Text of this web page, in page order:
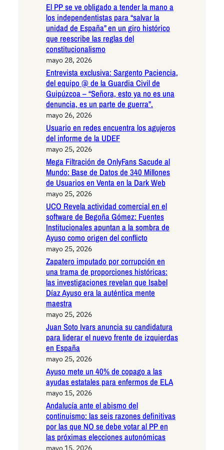
El PP se ve obligado a tender la mano a
los independentistas para “salvar la
unidad de España” en un giro histórico
que reescribe las reglas del
constitucionalismo
mayo 28, 2026
Entrevista exclusiva: Sargento Paciencia,
del equipo @ de la Guardia Civil de
Guipúzcoa – “Señora, esto ya no es una
denuncia, es un parte de guerra”.
mayo 26, 2026
Usuario en redes encuentra los agujeros
del informe de la UDEF
mayo 25, 2026
Mega Filtración de OnlyFans Sacude al
Mundo: Base de Datos de 340 Millones
de Usuarios en Venta en la Dark Web
mayo 25, 2026
UCO Revela actividad comercial en el
software de Begoña Gómez: Fuentes
Institucionales apuntan a la sombra de
Ayuso como origen del conflicto
mayo 25, 2026
Zapatero imputado por corrupción en
una trama de proporciones históricas:
las investigaciones revelan que Isabel
Díaz Ayuso era la auténtica mente
maestra
mayo 25, 2026
Juan Soto Ivars anuncia su candidatura
para liderar el nuevo frente de izquierdas
en España
mayo 25, 2026
Ayuso mete un 40% de copago a las
ayudas estatales para enfermos de ELA
mayo 15, 2026
Andalucía ante el abismo del
continuismo: las seis razones definitivas
por las que NO se debe votar al PP en
las próximas elecciones autonómicas
mayo 15, 2026